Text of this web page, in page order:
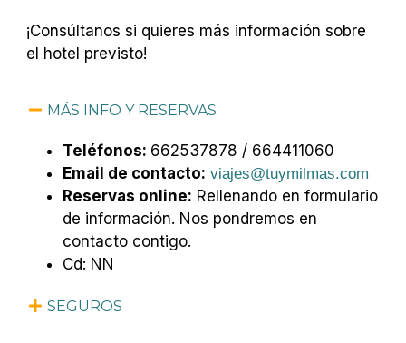
¡Consúltanos si quieres más información sobre
el hotel previsto!
MÁS INFO Y RESERVAS
Teléfonos: 662537878 / 664411060
Email de contacto: viajes@tuymilmas.com
Reservas online: Rellenando en formulario
de información. Nos pondremos en
contacto contigo.
Cd: NN
SEGUROS